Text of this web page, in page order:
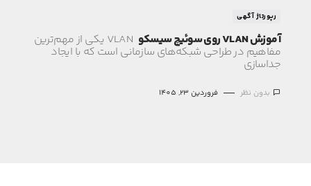
رپورتاژ آگهی
آموزش VLAN روی سوئیچ سیسکو VLAN یکی از مهم‌ترین
مفاهیم در طراحی شبکه‌های سازمانی است که با ایجاد
جداسازی
بدون نظر فروردین 23, 1405